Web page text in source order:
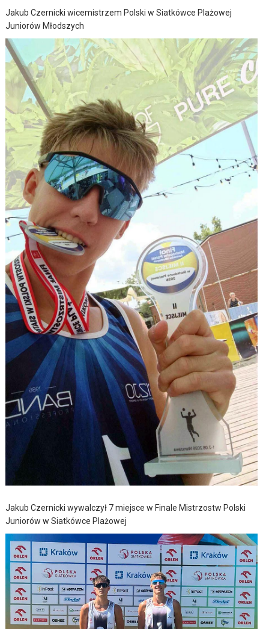
Jakub Czernicki wicemistrzem Polski w Siatkówce Plażowej
Juniorów Młodszych
Jakub Czernicki wywalczył 7 miejsce w Finale Mistrzostw Polski
Juniorów w Siatkówce Plażowej